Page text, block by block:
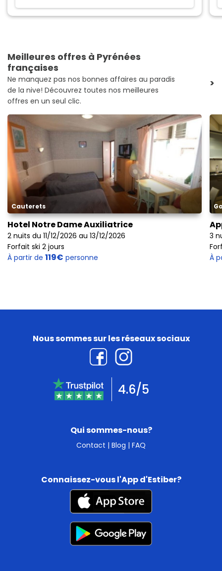
Meilleures offres à Pyrénées
françaises
Ne manquez pas nos bonnes affaires au paradis
de la nive! Découvrez toutes nos meilleures
offres en un seul clic.
>
Cauterets
Hotel Notre Dame Auxiliatrice
2 nuits du 11/12/2026 au 13/12/2026
Forfait ski 2 jours
À partir de 119€ personne
3
À
Qui sommes-nous?
Contact | Blog | FAQ
Nous sommes sur les réseaux sociaux
4.6/5
Connaissez-vous l'App d'Estiber?